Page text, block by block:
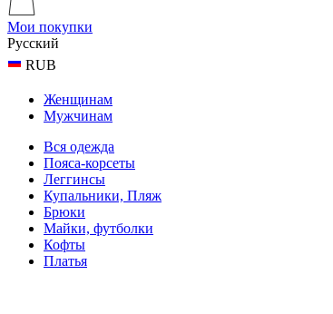
Мои покупки
Русский
RUB
Женщинам
Мужчинам
Вся одежда
Пояса-корсеты
Леггинсы
Купальники, Пляж
Брюки
Майки, футболки
Кофты
Платья